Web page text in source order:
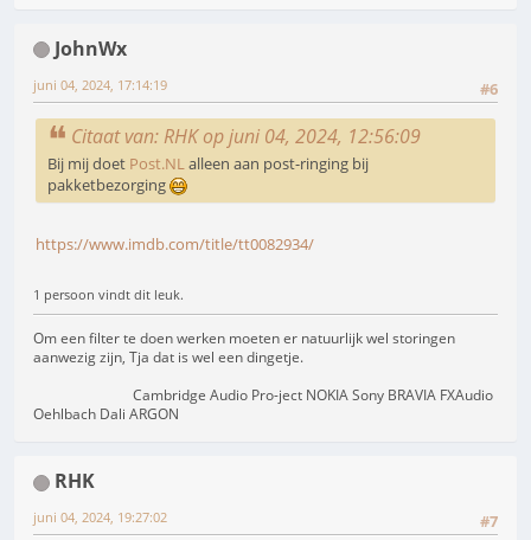
JohnWx
#6
juni 04, 2024, 17:14:19
Citaat van: RHK op juni 04, 2024, 12:56:09
Bij mij doet Post.NLalleen aan post-ringing bij
pakketbezorging
https://www.imdb.com/title/tt0082934/
1 persoon vindt dit leuk.
Om een filter te doen werken moeten er natuurlijk wel storingen
aanwezig zijn, Tja dat is wel een dingetje.
Cambridge Audio Pro-ject NOKIA Sony BRAVIA FXAudio
Oehlbach Dali ARGON
RHK
#7
juni 04, 2024, 19:27:02